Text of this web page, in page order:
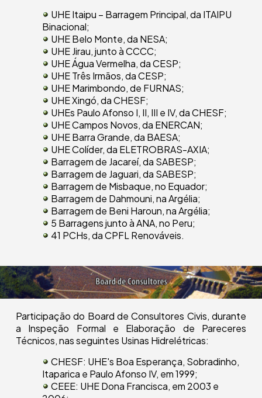
UHE Itaipu – Barragem Principal, da ITAIPU
Binacional;
UHE Belo Monte, da NESA;
UHE Jirau, junto à CCCC;
UHE Água Vermelha, da CESP;
UHE Três Irmãos, da CESP;
UHE Marimbondo, de FURNAS;
UHE Xingó, da CHESF;
UHEs Paulo Afonso I, II, III e IV, da CHESF;
UHE Campos Novos, da ENERCAN;
UHE Barra Grande, da BAESA;
UHE Colíder, da ELETROBRAS-AXIA;
Barragem de Jacareí, da SABESP;
Barragem de Jaguari, da SABESP;
Barragem de Misbaque, no Equador;
Barragem de Dahmouni, na Argélia;
Barragem de Beni Haroun, na Argélia;
5 Barragens junto à ANA, no Peru;
41 PCHs, da CPFL Renováveis.
Participação do Board de Consultores Civis, durante
a Inspeção Formal e Elaboração de Pareceres
Técnicos, nas seguintes Usinas Hidrelétricas:
CHESF: UHE's Boa Esperança, Sobradinho,
Itaparica e Paulo Afonso IV, em 1999;
CEEE: UHE Dona Francisca, em 2003 e